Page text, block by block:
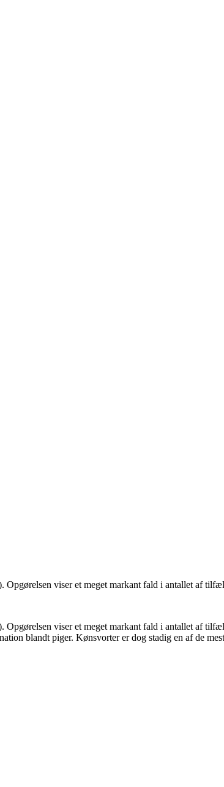
Opgørelsen viser et meget markant fald i antallet af
viser et meget markant fald i antallet af
blandt piger. Kønsvorter er dog stadig en af de